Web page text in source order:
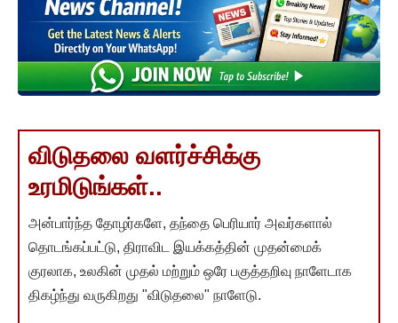
விடுதலை வளர்ச்சிக்கு
உரமிடுங்கள்..
அன்பார்ந்த தோழர்களே, தந்தை பெரியார் அவர்களால்
தொடங்கப்பட்டு, திராவிட இயக்கத்தின் முதன்மைக்
குரலாக, உலகின் முதல் மற்றும் ஒரே பகுத்தறிவு நாளேடாக
திகழ்ந்து வருகிறது "விடுதலை" நாளேடு.